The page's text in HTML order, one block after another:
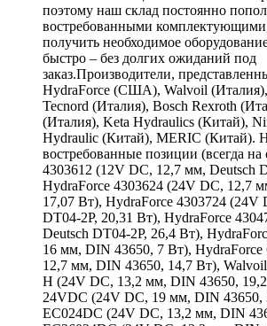
поэтому наш склад постоянно
востребованными
получить необходимое
быстро – без долгих ожиданий под
заказ.Производители,
HydraForce (США), Walvoil
Tecnord (Италия), Bosch Rexroth
(Италия), Keta Hydraulics (Китай),
Hydraulic (Китай), MERIC (Китай).
востребованные позиции (всегда на
4303612 (12V DC, 12,7 мм, Deutsch
HydraForce 4303624 (24V DC, 12,7
17,07 Вт), HydraForce 4303724 (24V
DT04-2P, 20,31 Вт), HydraForce
Deutsch DT04-2P, 26,4 Вт),
16 мм, DIN 43650, 7 Вт), HydraForce
12,7 мм, DIN 43650, 14,7 Вт),
H (24V DC, 13,2 мм, DIN 43650,
24VDC (24V DC, 19 мм, DIN 43650,
EC024DC (24V DC, 13,2 мм, DIN